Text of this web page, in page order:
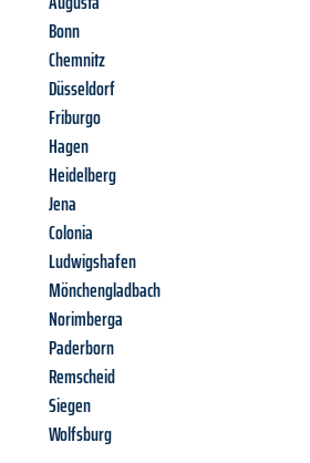
Bonn
Chemnitz
Düsseldorf
Friburgo
Hagen
Heidelberg
Jena
Colonia
Ludwigshafen
Mönchengladbach
Norimberga
Paderborn
Remscheid
Siegen
Wolfsburg